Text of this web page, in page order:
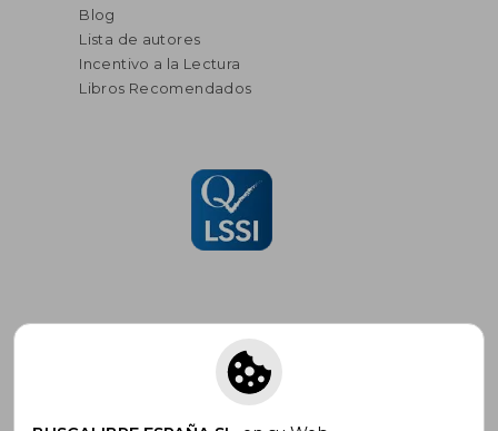
Blog
Lista de autores
Incentivo a la Lectura
Libros Recomendados
Suscríbete para recibir ofertas y